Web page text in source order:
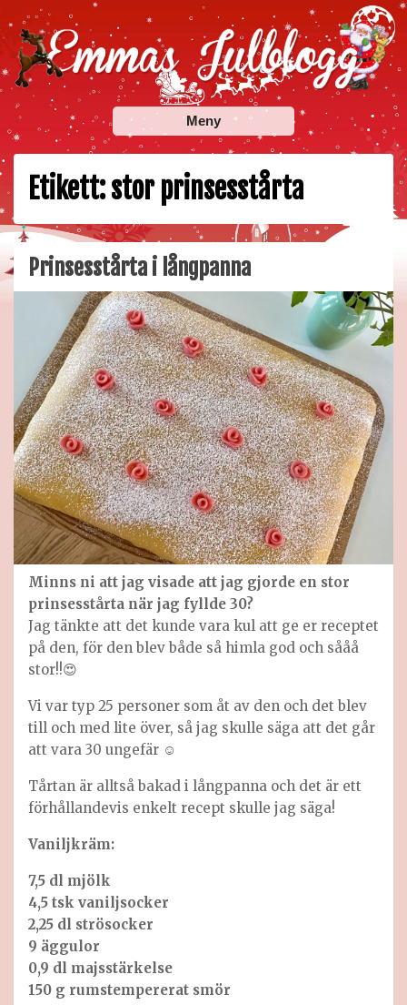
Skip
to
content
Emmas Julblogg
Julbloggar om julnyheter, julklappstips, julkalendrar,
adventskalendrar , julpyssel och julrecept!
Meny
Etikett:stor prinsesstårta
Prinsesstårta i långpanna
Minns ni att jag visade att jag gjorde en stor
prinsesstårta när jag fyllde 30?
Jag tänkte att det kunde vara kul att ge er receptet
på den, för den blev både så himla god och sååå
stor!!😍
Vi var typ 25 personer som åt av den och det blev
till och med lite över, så jag skulle säga att det går
att vara 30 ungefär ☺️
Tårtan är alltså bakad i långpanna och det är ett
förhållandevis enkelt recept skulle jag säga!
Vaniljkräm:
7,5 dl mjölk
4,5 tsk vaniljsocker
2,25 dl strösocker
9 äggulor
0,9 dl majsstärkelse
150 g rumstempererat smör